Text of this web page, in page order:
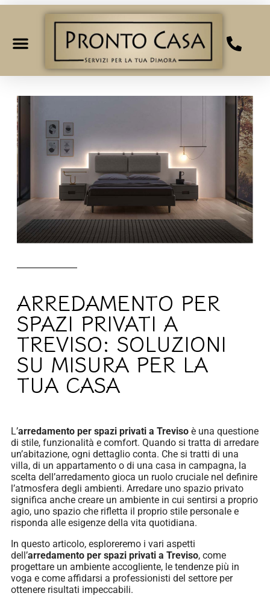
ARREDAMENTO PER
SPAZI PRIVATI A
TREVISO: SOLUZIONI
SU MISURA PER LA
TUA CASA
L’arredamento per spazi privati a Treviso è una questione
di stile, funzionalità e comfort. Quando si tratta di arredare
un’abitazione, ogni dettaglio conta. Che si tratti di una
villa, di un appartamento o di una casa in campagna, la
scelta dell’arredamento gioca un ruolo cruciale nel definire
l’atmosfera degli ambienti. Arredare uno spazio privato
significa anche creare un ambiente in cui sentirsi a proprio
agio, uno spazio che rifletta il proprio stile personale e
risponda alle esigenze della vita quotidiana.
In questo articolo, esploreremo i vari aspetti
dell’arredamento per spazi privati a Treviso, come
progettare un ambiente accogliente, le tendenze più in
voga e come affidarsi a professionisti del settore per
ottenere risultati impeccabili.